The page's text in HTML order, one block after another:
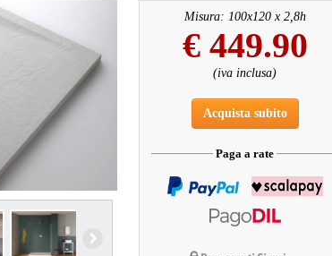
Misura: 100x120 x 2,8h
€ 449.90
(iva inclusa)
Acquista subito
Paga a rate